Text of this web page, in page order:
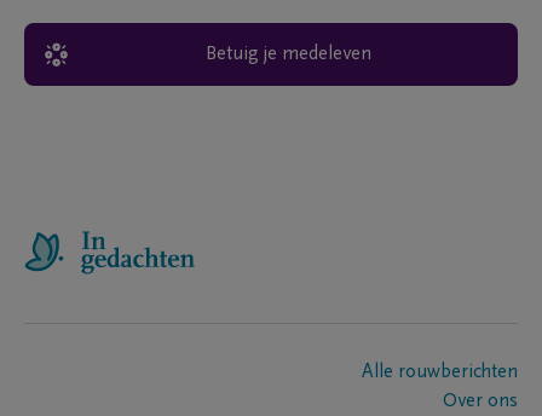
Betuig je medeleven
Alle rouwberichten
Over ons